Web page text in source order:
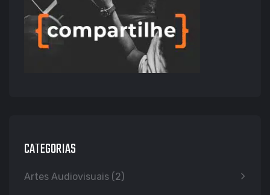
CATEGORIAS
Artes Audiovisuais (2)